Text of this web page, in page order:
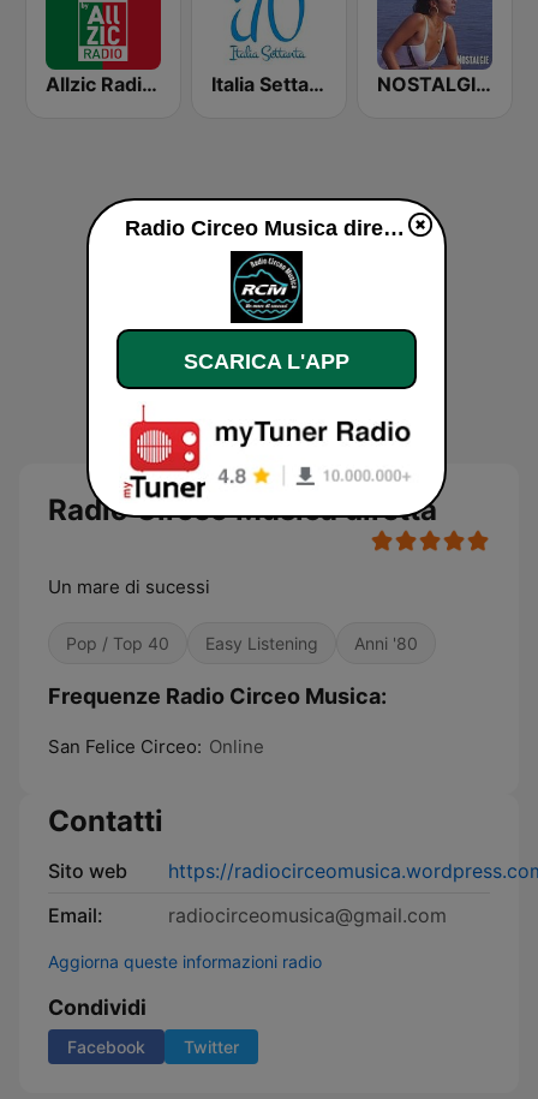
Allzic Radio ITALIA Italia Settanta - La musica italiana dei settanta NOSTALGIE ITALO DISCO
Radio Circeo Musica diretta
Un mare di sucessi
Pop / Top 40 Easy Listening Anni '80
Frequenze Radio Circeo Musica:
San Felice Circeo: Online
Contatti
Sito web
https://
Email:
radiocirceomusica@gmail.com
Aggiorna queste informazioni radio
Condividi
Facebook Twitter
Radio Circeo Musica diretta
SCARICA L'APP